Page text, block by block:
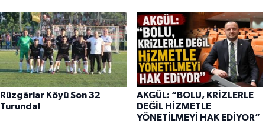
Rüzgârlar Köyü Son 32
Turunda!
AKGÜL: “BOLU, KRİZLERLE
DEĞİL HİZMETLE
YÖNETİLMEYİ HAK EDİYOR”